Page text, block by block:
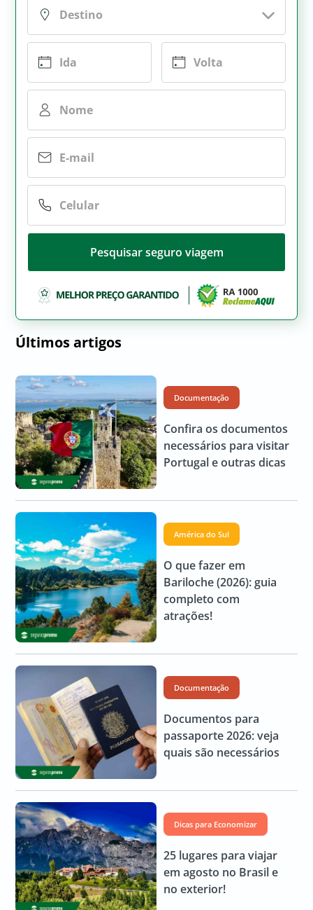
Pesquisar seguro viagem
Últimos artigos
Documentação
Confira os documentos
necessários para visitar
Portugal e outras dicas
América do Sul
O que fazer em
Bariloche (2026): guia
completo com
atrações!
Documentação
Documentos para
passaporte 2026: veja
quais são necessários
Dicas para Economizar
25 lugares para viajar
em agosto no Brasil e
no exterior!